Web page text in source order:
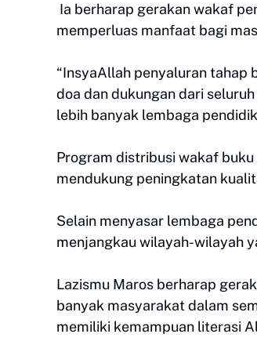
Ia berharap gerakan wakaf
memperluas manfaat bagi
“InsyaAllah penyaluran tahap
doa dan dukungan dari
lebih banyak lembaga
Program distribusi wakaf
mendukung peningkatan
Selain menyasar lembaga
menjangkau wilayah-wilayah
Lazismu Maros berharap
banyak masyarakat dalam
memiliki kemampuan literasi